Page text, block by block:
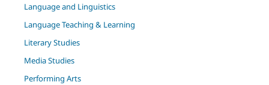
Language and Linguistics
Language Teaching & Learning
Literary Studies
Media Studies
Performing Arts